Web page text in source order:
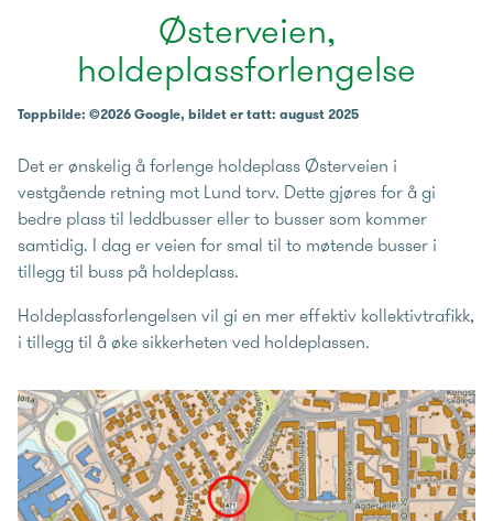
Østerveien,
holdeplassforlengelse
Toppbilde: ©2026 Google, bildet er tatt: august 2025
Det er ønskelig å forlenge holdeplass Østerveien i
vestgående retning mot Lund torv. Dette gjøres for å gi
bedre plass til leddbusser eller to busser som kommer
samtidig. I dag er veien for smal til to møtende busser i
tillegg til buss på holdeplass.
Holdeplassforlengelsen vil gi en mer effektiv kollektivtrafikk,
i tillegg til å øke sikkerheten ved holdeplassen.